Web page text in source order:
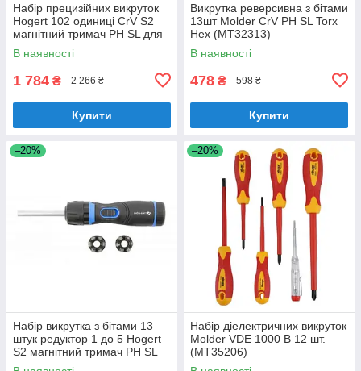
Набір прецизійних викруток
Hogert 102 одиниці CrV S2
магнітний тримач PH SL для
точних робіт (HT1S102)
В наявності
1 784 ₴ 2 266 ₴
Купити
Викрутка реверсивна з бітами
13шт Molder CrV PH SL Torx
Hex (MT32313)
В наявності
478 ₴ 598 ₴
Купити
–20%
Набір викрутка з бітами 13
штук редуктор 1 до 5 Hogert
S2 магнітний тримач PH SL
Torx (HT1S216)
–20%
Набір діелектричних викруток
Molder VDE 1000 В 12 шт.
(MT35206)